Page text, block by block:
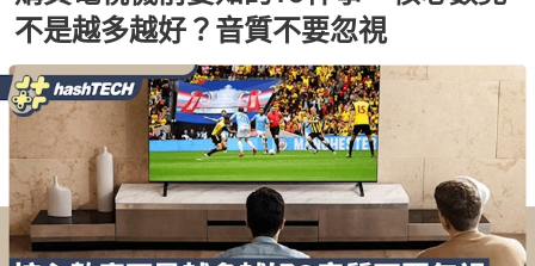
不是越多越好？音質不要忽視